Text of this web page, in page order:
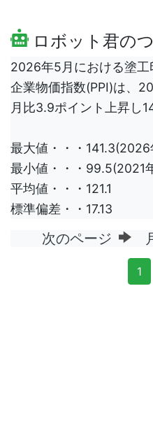
ロボット君の
2026年5月における塗
企業物価指数(PPI)は、
月比3.9ポイント上昇し
最大値・・・
最小値・・・99.5(2021
平均値・・・121.1
標準偏差・・17.13
次のページ
1